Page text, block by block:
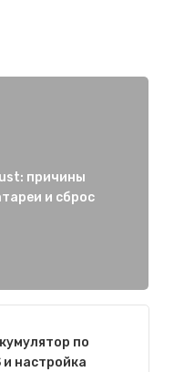
причины
и сброс
по
настройка